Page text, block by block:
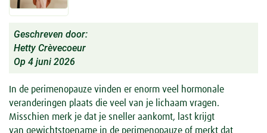
Geschreven door:
Hetty Crèvecoeur
Op 4 juni 2026
In de perimenopauze vinden er enorm veel hormonale
veranderingen plaats die veel van je lichaam vragen.
Misschien merk je dat je sneller aankomt, last krijgt
van gewichtstoename in de perimenopauze of merkt dat